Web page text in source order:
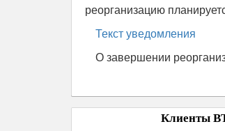
реорганизацию
Текст уведомления
О завершении
Клиенты